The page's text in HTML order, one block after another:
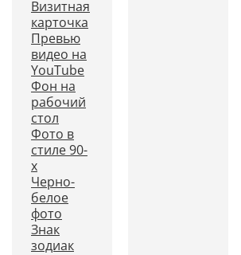
Визитная
карточка
Превью
видео на
YouTube
Фон на
рабочий
стол
Фото в
стиле 90-
х
Черно-
белое
фото
Знак
зодиак